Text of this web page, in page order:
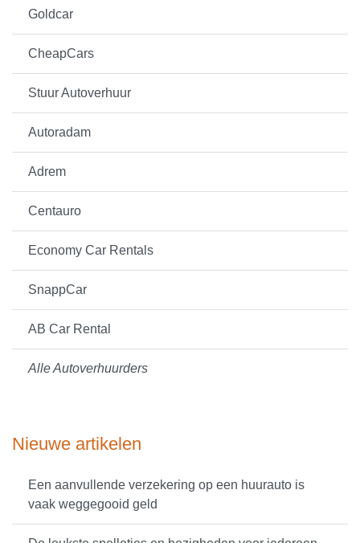
Goldcar
CheapCars
Stuur Autoverhuur
Autoradam
Adrem
Centauro
Economy Car Rentals
SnappCar
AB Car Rental
Alle Autoverhuurders
Nieuwe artikelen
Een aanvullende verzekering op een huurauto is
vaak weggegooid geld